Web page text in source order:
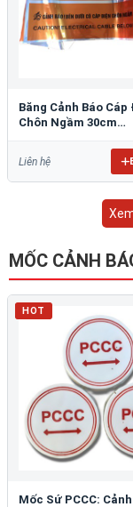
Băng Cảnh Báo Cáp
Chôn Ngầm 30cm
Liên hệ
MỐC CẢNH
HOT
Mốc Sứ PCCC: